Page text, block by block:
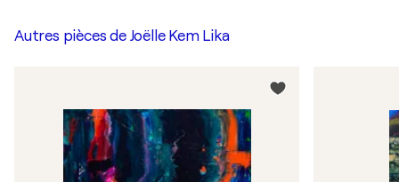
Autres pièces de Joëlle Kem Lika